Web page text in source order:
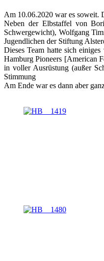
Am 10.06.2020 war es soweit.
Neben der Elbstaffel von
Schwergewicht), Wolfgang
Jugendlichen der Stiftung
Dieses Team hatte sich
Hamburg Pioneers [American
in voller Ausrüstung (außer
Stimmung
Am Ende war es dann aber